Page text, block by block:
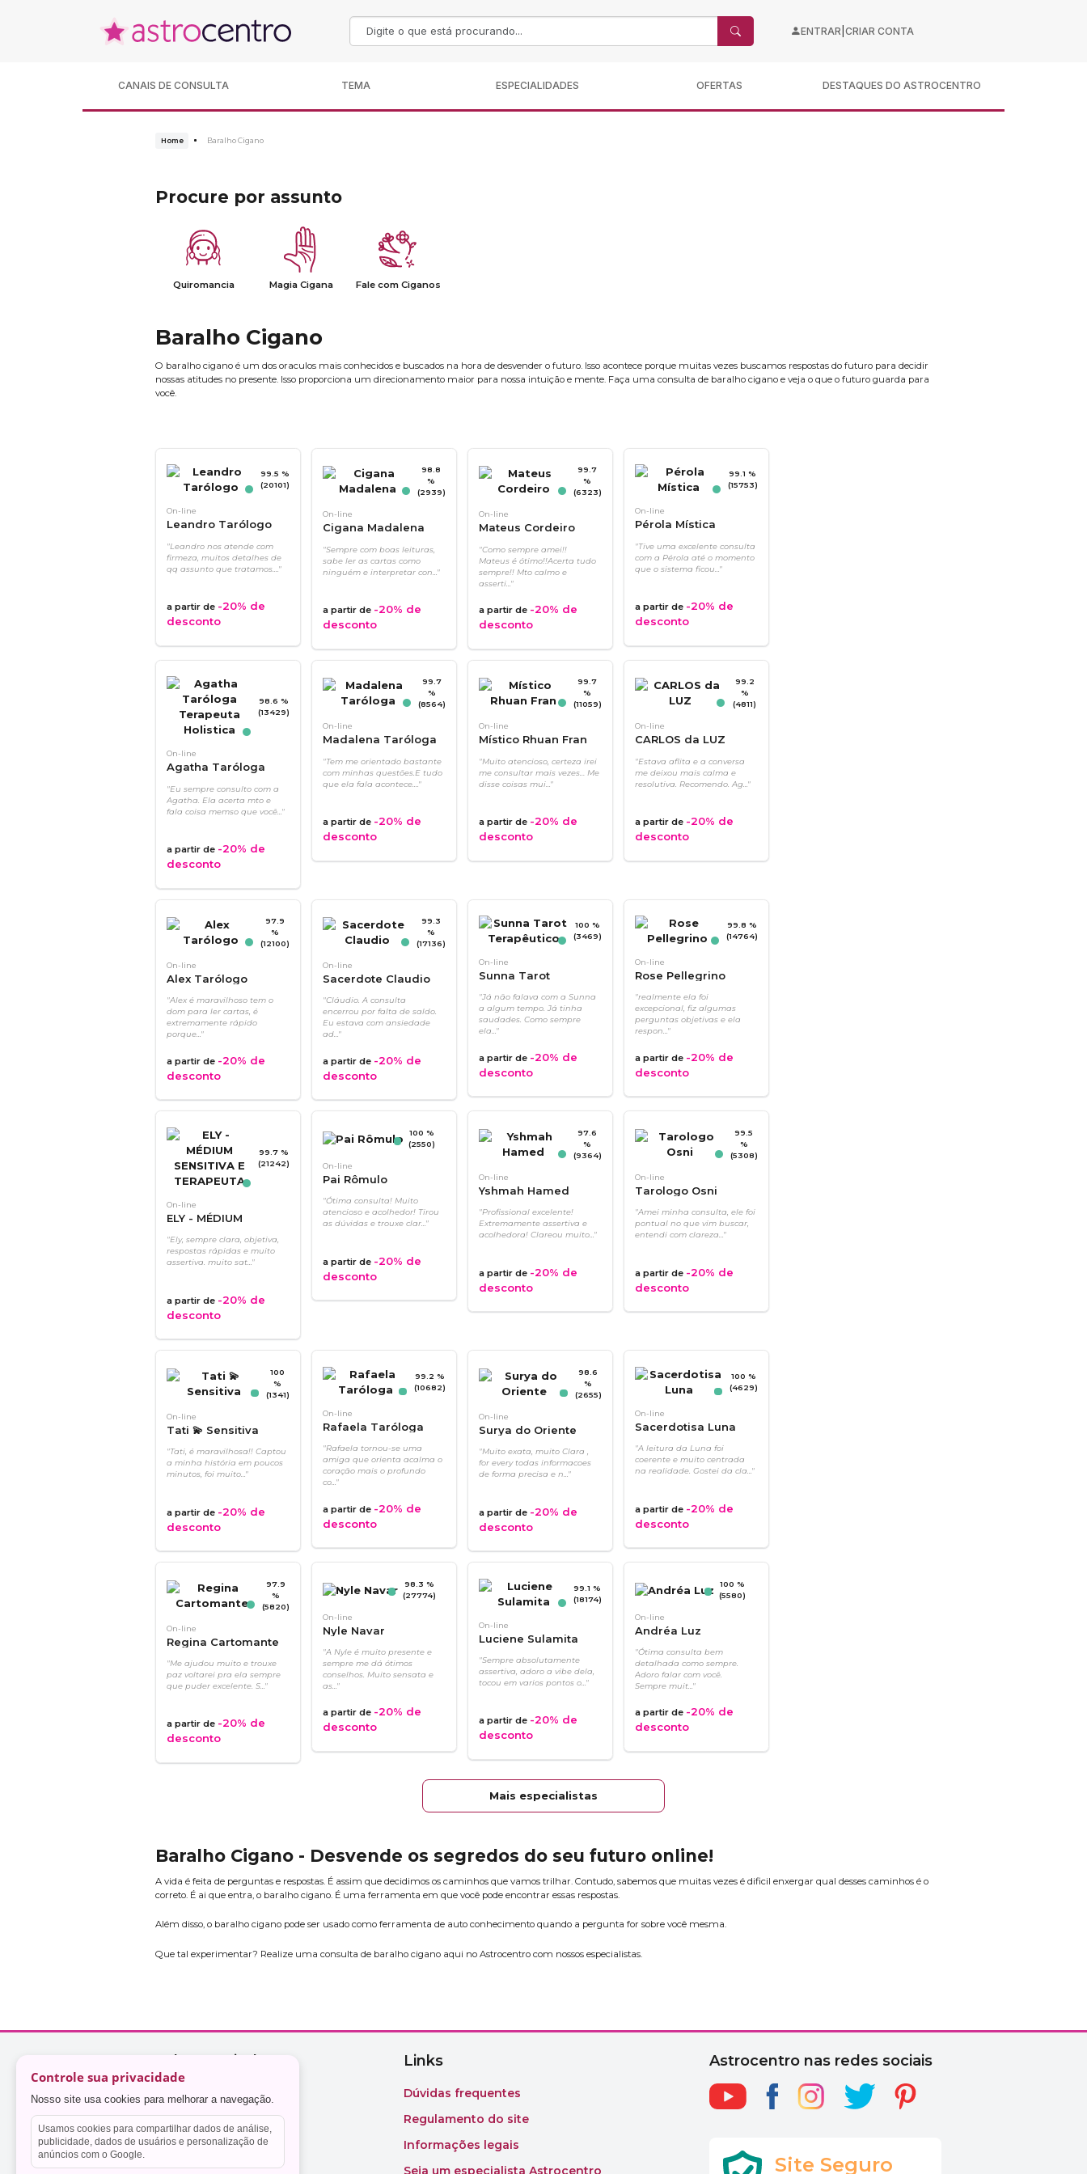
ENTRAR CRIAR CONTA
CANAIS DE CONSULTA TEMA ESPECIALIDADES OFERTAS DESTAQUES DO ASTROCENTRO
Home Baralho Cigano
Procure por assunto
Quiromancia Magia Cigana Fale com Ciganos
Baralho Cigano
O baralho cigano é um dos oraculos mais conhecidos e buscados na hora de desvender o futuro. Isso acontece porque muitas vezes buscamos respostas do futuro para decidir
nossas atitudes no presente. Isso proporciona um direcionamento maior para nossa intuição e mente. Faça uma consulta de baralho cigano e veja o que o futuro guarda para
você.
99.5 %
(20101)
On-line
Leandro Tarólogo
"Leandro nos atende com
firmeza, muitos detalhes de
qq assunto que tratamos...."
a partir de -20% de
desconto
98.8
%
(2939)
On-line
Cigana Madalena
"Sempre com boas leituras,
sabe ler as cartas como
ninguém e interpretar con..."
a partir de -20% de
desconto
99.7
%
(6323)
On-line
Mateus Cordeiro
"Como sempre amei!!
Mateus é ótimo!!Acerta tudo
sempre!! Mto calmo e
asserti..."
a partir de -20% de
desconto
99.1 %
(15753)
On-line
Pérola Mística
"Tive uma excelente consulta
com a Pérola até o momento
que o sistema ficou..."
a partir de -20% de
desconto
98.6 %
(13429)
On-line
Agatha Taróloga
"Eu sempre consulto com a
Agatha. Ela acerta mto e
fala coisa memso que você..."
a partir de -20% de
desconto
99.7
%
(8564)
On-line
Madalena Taróloga
"Tem me orientado bastante
com minhas questões.E tudo
que ela fala acontece...."
a partir de -20% de
desconto
99.7
%
(11059)
On-line
Místico Rhuan Fran
"Muito atencioso, certeza irei
me consultar mais vezes… Me
disse coisas mui..."
a partir de -20% de
desconto
99.2
%
(4811)
On-line
CARLOS da LUZ
"Estava aflita e a conversa
me deixou mais calma e
resolutiva. Recomendo. Ag..."
a partir de -20% de
desconto
97.9
%
(12100)
On-line
Alex Tarólogo
"Alex é maravilhoso tem o
dom para ler cartas, é
extremamente rápido
porque..."
a partir de -20% de
desconto
99.3
%
(17136)
On-line
Sacerdote Claudio
"Cláudio. A consulta
encerrou por falta de saldo.
Eu estava com ansiedade
ad..."
a partir de -20% de
desconto
100 %
(3469)
On-line
Sunna Tarot
"Já não falava com a Sunna
a algum tempo. Já tinha
saudades. Como sempre
ela..."
a partir de -20% de
desconto
99.8 %
(14764)
On-line
Rose Pellegrino
"realmente ela foi
excepcional, fiz algumas
perguntas objetivas e ela
respon..."
a partir de -20% de
desconto
99.7 %
(21242)
On-line
ELY - MÉDIUM
TERAPEUTA
"Ely, sempre clara, objetiva,
respostas rápidas e muito
assertiva. muito sat..."
a partir de -20% de
desconto
100 %
(2550)
On-line
Pai Rômulo
"Ótima consulta! Muito
atencioso e acolhedor! Tirou
as dúvidas e trouxe clar..."
a partir de -20% de
desconto
97.6
%
(9364)
On-line
Yshmah Hamed
"Profissional excelente!
Extremamente assertiva e
acolhedora! Clareou muito..."
a partir de -20% de
desconto
99.5
%
(5308)
On-line
Tarologo Osni
"Amei minha consulta, ele foi
pontual no que vim buscar,
entendi com clareza..."
a partir de -20% de
desconto
100
%
(1341)
On-line
Tati 💫 Sensitiva
"Tati, é maravilhosa!! Captou
a minha história em poucos
minutos, foi muito..."
a partir de -20% de
desconto
99.2 %
(10682)
On-line
Rafaela Taróloga
"Rafaela tornou-se uma
amiga que orienta acalma o
coração mais o profundo
co..."
a partir de -20% de
desconto
98.6
%
(2655)
On-line
Surya do Oriente
"Muito exata, muito Clara ,
for every todas informacoes
de forma precisa e n..."
a partir de -20% de
desconto
100 %
(4629)
On-line
Sacerdotisa Luna
"A leitura da Luna foi
coerente e muito centrada
na realidade. Gostei da cla..."
a partir de -20% de
desconto
97.9
%
(5820)
On-line
Regina Cartomante
"Me ajudou muito e trouxe
paz voltarei pra ela sempre
que puder excelente. S..."
a partir de -20% de
desconto
98.3 %
(27774)
On-line
Nyle Navar
"A Nyle é muito presente e
sempre me dá ótimos
conselhos. Muito sensata e
as..."
a partir de -20% de
desconto
99.1 %
(18174)
On-line
Luciene Sulamita
"Sempre absolutamente
assertiva, adoro a vibe dela,
tocou em varios pontos o..."
a partir de -20% de
desconto
100 %
(5580)
On-line
Andréa Luz
"Ótima consulta bem
detalhada como sempre.
Adoro falar com você.
Sempre muit..."
a partir de -20% de
desconto
Mais especialistas
Baralho Cigano - Desvende os segredos do seu futuro online!
A vida é feita de perguntas e respostas. É assim que decidimos os caminhos que vamos trilhar. Contudo, sabemos que muitas vezes é dificil enxergar qual desses caminhos é o
correto. É ai que entra, o baralho cigano. É uma ferramenta em que você pode encontrar essas respostas.
Além disso, o baralho cigano pode ser usado como ferramenta de auto conhecimento quando a pergunta for sobre você mesma.
Que tal experimentar? Realize uma consulta de baralho cigano aqui no Astrocentro com nossos especialistas.
Controle sua privacidade
Nosso site usa cookies para melhorar a navegação.
Usamos cookies para compartilhar dados de análise,
publicidade, dados de usuários e personalização de
anúncios com o Google.